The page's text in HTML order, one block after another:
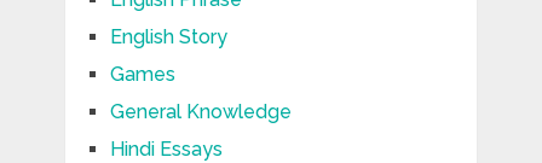
English Story
Games
General Knowledge
Hindi Essays